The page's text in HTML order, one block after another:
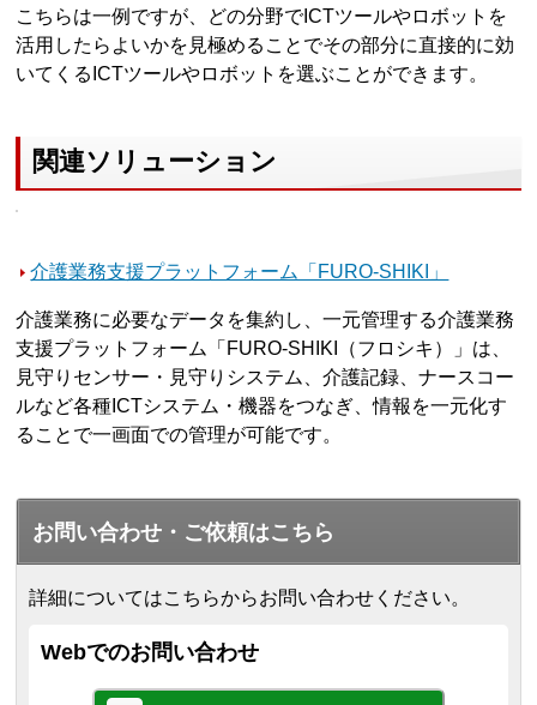
こちらは一例ですが、どの分野でICTツールやロボットを
活用したらよいかを見極めることでその部分に直接的に効
いてくるICTツールやロボットを選ぶことができます。
関連ソリューション
介護業務支援プラットフォーム「FURO-SHIKI」
介護業務に必要なデータを集約し、一元管理する介護業務
支援プラットフォーム「FURO-SHIKI（フロシキ）」は、
見守りセンサー・見守りシステム、介護記録、ナースコー
ルなど各種ICTシステム・機器をつなぎ、情報を一元化す
ることで一画面での管理が可能です。
お問い合わせ・ご依頼はこちら
詳細についてはこちらからお問い合わせください。
Webでのお問い合わせ